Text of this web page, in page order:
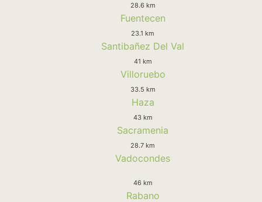
28.6 km
Fuentecen
23.1 km
Santibañez Del Val
41 km
Villoruebo
33.5 km
Haza
43 km
Sacramenia
28.7 km
Vadocondes
46 km
Rabano